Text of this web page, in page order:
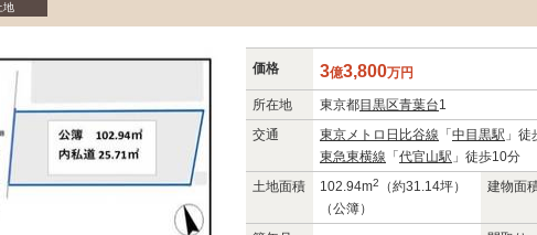
地
価格 3億3,800万円
所在地 東京都目黒区青葉台1
交通
東京メトロ日比谷線 「 中目黒駅 」徒
東急東横線 「 代官山駅 」徒歩10分
土地面積
102.94m2
（約31.14坪）
（公簿）
建物面